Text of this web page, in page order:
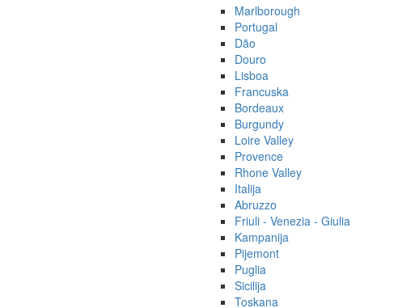
Marlborough
Portugal
Dão
Douro
Lisboa
Francuska
Bordeaux
Burgundy
Loire Valley
Provence
Rhone Valley
Italija
Abruzzo
Friuli - Venezia - Giulia
Kampanija
Pijemont
Puglia
Sicilija
Toskana